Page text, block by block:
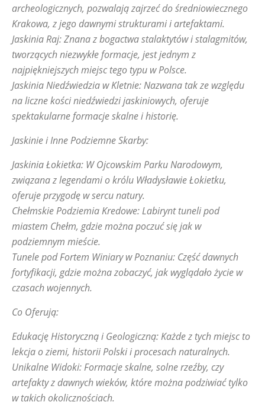
archeologicznych, pozwalają zajrzeć do średniowiecznego
Krakowa, z jego dawnymi strukturami i artefaktami.
Jaskinia Raj: Znana z bogactwa stalaktytów i stalagmitów,
tworzących niezwykłe formacje, jest jednym z
najpiękniejszych miejsc tego typu w Polsce.
Jaskinia Niedźwiedzia w Kletnie: Nazwana tak ze względu
na liczne kości niedźwiedzi jaskiniowych, oferuje
spektakularne formacje skalne i historię.
Jaskinie i Inne Podziemne Skarby:
Jaskinia Łokietka: W Ojcowskim Parku Narodowym,
związana z legendami o królu Władysławie Łokietku,
oferuje przygodę w sercu natury.
Chełmskie Podziemia Kredowe: Labirynt tuneli pod
miastem Chełm, gdzie można poczuć się jak w
podziemnym mieście.
Tunele pod Fortem Winiary w Poznaniu: Część dawnych
fortyfikacji, gdzie można zobaczyć, jak wyglądało życie w
czasach wojennych.
Co Oferują:
Edukację Historyczną i Geologiczną: Każde z tych miejsc to
lekcja o ziemi, historii Polski i procesach naturalnych.
Unikalne Widoki: Formacje skalne, solne rzeźby, czy
artefakty z dawnych wieków, które można podziwiać tylko
w takich okolicznościach.